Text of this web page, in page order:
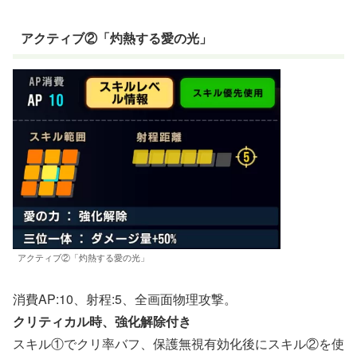
アクティブ②「灼熱する愛の光」
アクティブ②「灼熱する愛の光」
消費AP:10、射程:5、全画面物理攻撃。
クリティカル時、強化解除付き
スキル①でクリ率バフ、保護無視有効化後にスキル②を使